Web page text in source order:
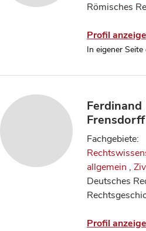
Römisches
Profil
In eigener
Ferdinand
Frensdorff
Fachgebiete:
allgemein ,
Deutsches
Profil